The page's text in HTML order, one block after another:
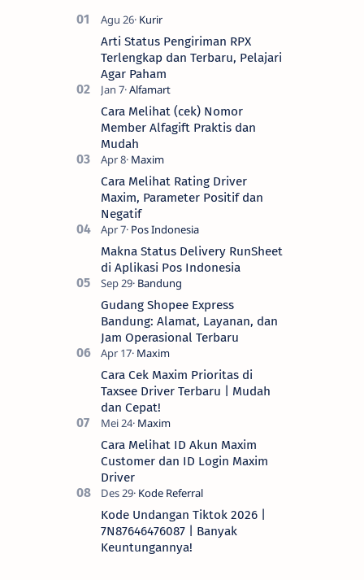
Arti Status Pengiriman RPX
Terlengkap dan Terbaru, Pelajari
Agar Paham
Cara Melihat (cek) Nomor
Member Alfagift Praktis dan
Mudah
Cara Melihat Rating Driver
Maxim, Parameter Positif dan
Negatif
Makna Status Delivery RunSheet
di Aplikasi Pos Indonesia
Gudang Shopee Express
Bandung: Alamat, Layanan, dan
Jam Operasional Terbaru
Cara Cek Maxim Prioritas di
Taxsee Driver Terbaru | Mudah
dan Cepat!
Cara Melihat ID Akun Maxim
Customer dan ID Login Maxim
Driver
Kode Undangan Tiktok 2026 |
7N87646476087 | Banyak
Keuntungannya!